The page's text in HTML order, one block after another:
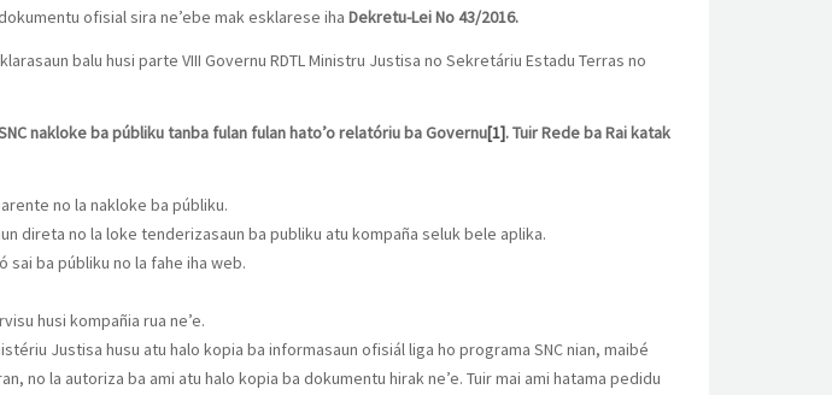
ofisial sira ne’ebe mak esklarese iha Dekretu-Lei No 43/2016.
balu husi parte VIII Governu RDTL Ministru Justisa no Sekretáriu Estadu Terras no
nakloke ba públiku tanba fulan fulan hato’o relatóriu ba Governu[1]. Tuir Rede ba Rai katak
no la nakloke ba públiku.
direta no la loke tenderizasaun ba publiku atu kompaña seluk bele aplika.
sai ba públiku no la fahe iha web.
husi kompañia rua ne’e.
Justisa husu atu halo kopia ba informasaun ofisiál liga ho programa SNC nian, maibé
no la autoriza ba ami atu halo kopia ba dokumentu hirak ne’e. Tuir mai ami hatama pedidu